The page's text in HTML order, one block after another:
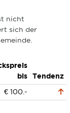
nicht
sich der
bis
Tendenz
€ 100.-